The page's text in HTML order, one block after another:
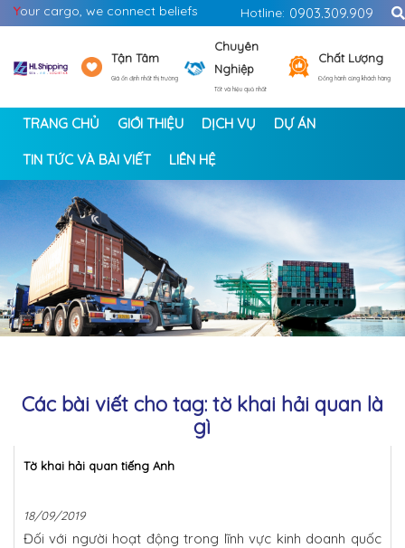
Your cargo, we connect beliefs Hotline: 0903.309.909
Tận Tâm
Giá ổn định nhất thị trường
Chuyên
Nghiệp
Tốt và hiệu quả nhất
Chất Lượng
Đồng hành cùng khách hàng
TRANG CHỦ GIỚI THIỆU DỊCH VỤ DỰ ÁN
TIN TỨC VÀ BÀI VIẾT LIÊN HỆ
< >
Các bài viết cho tag: tờ khai hải quan là
gì
Tờ khai hải quan tiếng Anh
18/09/2019
Đối với người hoạt động trong lĩnh vực kinh doanh quốc